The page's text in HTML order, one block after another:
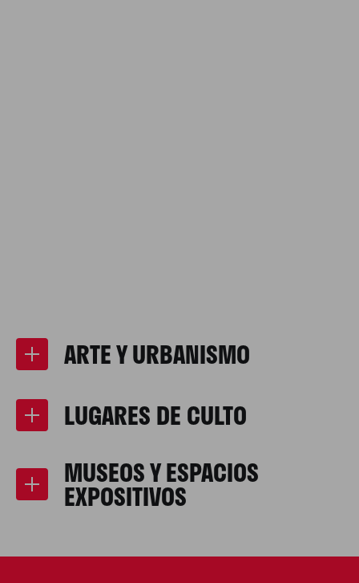
ARTE Y URBANISMO
LUGARES DE CULTO
MUSEOS Y ESPACIOS
EXPOSITIVOS